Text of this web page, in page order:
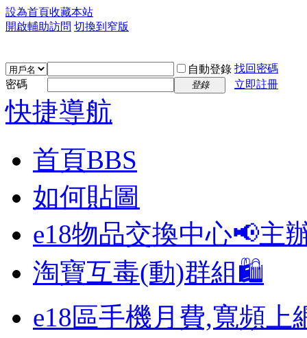
設為首頁收藏本站
開啟輔助訪問 切換到窄版
自動登錄 找回密碼
密碼
登錄 立即註冊
快捷導航
首頁BBS
如何貼圖
e18物品交換中心📢主
淘寶互毒(動)群組🛍️
e18區手機月費,寬頻上